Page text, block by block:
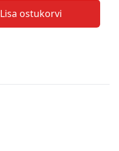
Lisa ostukorvi